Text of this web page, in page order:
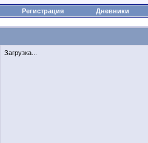
Регистрация Дневники
Загрузка...